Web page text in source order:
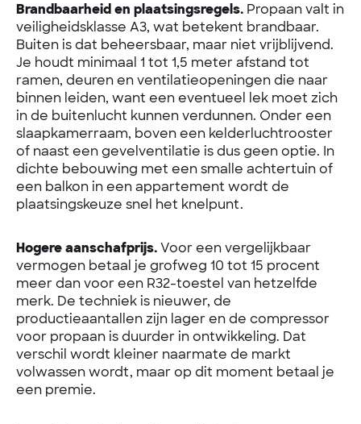
Brandbaarheid en plaatsingsregels. Propaan valt in
veiligheidsklasse A3, wat betekent brandbaar.
Buiten is dat beheersbaar, maar niet vrijblijvend.
Je houdt minimaal 1 tot 1,5 meter afstand tot
ramen, deuren en ventilatieopeningen die naar
binnen leiden, want een eventueel lek moet zich
in de buitenlucht kunnen verdunnen. Onder een
slaapkamerraam, boven een kelderluchtrooster
of naast een gevelventilatie is dus geen optie. In
dichte bebouwing met een smalle achtertuin of
een balkon in een appartement wordt de
plaatsingskeuze snel het knelpunt.
Hogere aanschafprijs.Voor een vergelijkbaar
vermogen betaal je grofweg 10 tot 15 procent
meer dan voor een R32-toestel van hetzelfde
merk. De techniek is nieuwer, de
productieaantallen zijn lager en de compressor
voor propaan is duurder in ontwikkeling. Dat
verschil wordt kleiner naarmate de markt
volwassen wordt, maar op dit moment betaal je
een premie.